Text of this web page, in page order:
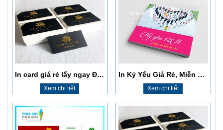
Xem chi tiết Xem chi tiết
In sổ cổ đông lấy ngay, giá rẻ, chất lượng cao In card giá rẻ lấy ngay Đống Đa
Xem chi tiết